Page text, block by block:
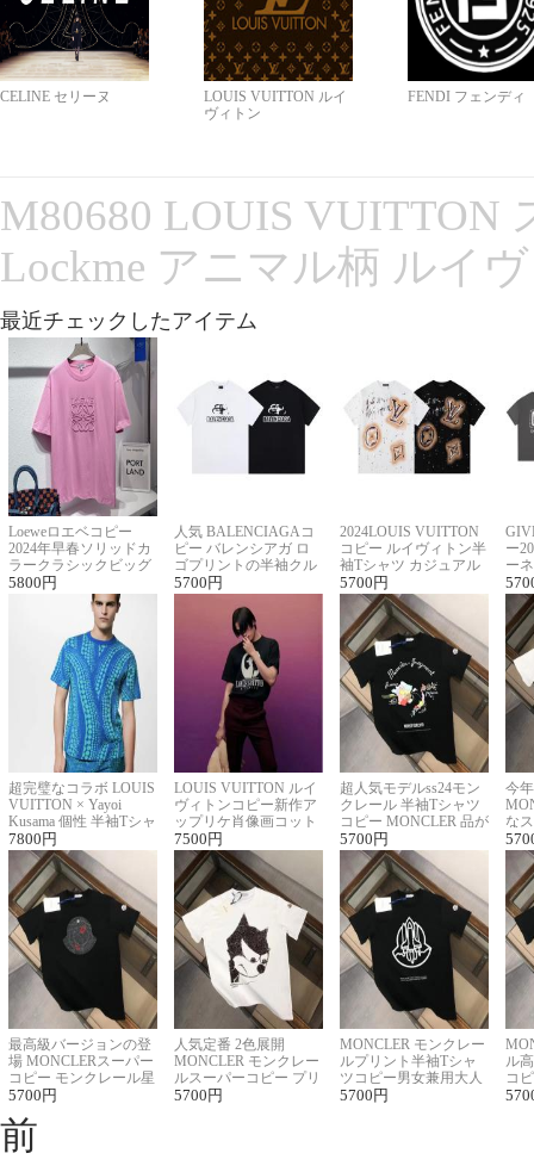
CELINE セリーヌ
LOUIS VUITTON ルイ
ヴィトン
FENDI フェンディ
M80680 LOUIS VUITTON
Lockme アニマル柄 ルイ
最近チェックしたアイテム
Loeweロエベコピー
2024年早春ソリッドカ
ラークラシックビッグ
ロゴ刺繍Tシャツ
5800 円
人気 BALENCIAGAコ
ピー バレンシアガ ロ
ゴプリントの半袖クル
ーネックTシャツ
5700 円
2024LOUIS VUITTON
コピー ルイヴィトン半
袖Tシャツ カジュアル
に馴染む 2色展開
5700 円
ー
ー
ー
超完璧なコラボ LOUIS
VUITTON × Yayoi
Kusama 個性 半袖Tシャ
ツコピー男女兼用
7800 円
LOUIS VUITTON ルイ
ヴィトンコピー新作ア
ップリケ肖像画コット
ンニット半袖Tシャツ
7500 円
超人気モデルss24モン
クレール 半袖Tシャツ
コピー MONCLER 品が
良く見た目
5700 円
今
な
ル
最高級バージョンの登
場 MONCLERスーパー
コピー モンクレール星
座半袖Tシャツ
5700 円
人気定番 2色展開
MONCLER モンクレー
ルスーパーコピー プリ
ント半袖Tシャツ
5700 円
MONCLER モンクレー
ルプリント半袖Tシャ
ツコピー男女兼用大人
可愛い春夏コーデ
5700 円
ル
コ
ィ
前